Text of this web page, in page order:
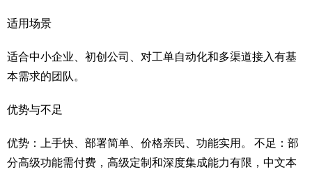
适用场景
适合中小企业、初创公司、对工单自动化和多渠道接入有基
本需求的团队。
优势与不足
优势：上手快、部署简单、价格亲民、功能实用。 不足：部
分高级功能需付费，高级定制和深度集成能力有限，中文本